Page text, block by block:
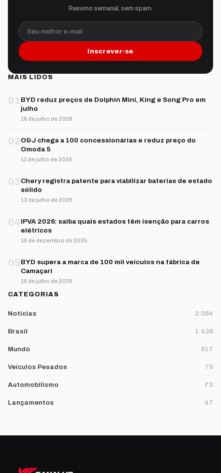
Resumo semanal, sem spam.
Seu melhor e-mail
Inscrever-se
MAIS LIDOS
01BYD reduz preços de Dolphin Mini, King e Song Pro em
julho
16 de julho de 2026
02 O&J chega a 100 concessionárias e reduz preço do
Omoda 5
11 de julho de 2026
03Chery registra patente para viabilizar baterias de estado
sólido
13 de julho de 2026
04IPVA 2026: saiba quais estados têm isenção para carros
elétricos
16 de dezembro de 2025
05BYD supera a marca de 100 mil veículos na fábrica de
Camaçari
16 de julho de 2026
CATEGORIAS
Notícias 2.094
Brasil 1.426
Mundo 517
Veículos Pesados 75
Automobilismo 73
Lançamentos 47